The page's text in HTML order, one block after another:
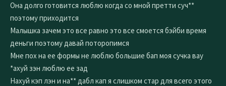
Она долго готовится люблю когда со мной претти суч**
поэтому приходится
Малышка зачем это все равно это все смоется бэйби время
деньги поэтому давай поторопимся
Мне пох на ее формы не люблю большие бап моя сучка вау
*ахуй зэн люблю ее зад
Нахуй кэп лэн и на** дабл кап я слишком стар для всего этого